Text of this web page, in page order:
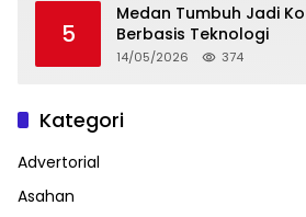
5
Medan Tumbuh Jadi
Berbasis Teknologi
14/05/2026 374
Kategori
Advertorial
Asahan